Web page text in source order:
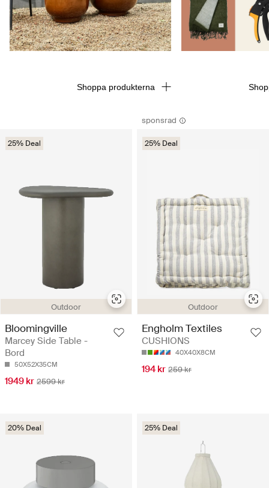
Outdoor
25% Deal
Bloomingville
Marcey Side Table -
Bord
50X52X35CM
1949 kr 2599 kr
sponsrad
Outdoor
25% Deal
Engholm Textiles
CUSHIONS
40X40X8CM
194 kr 259 kr
20% Deal 25% Deal
Shoppa produkterna